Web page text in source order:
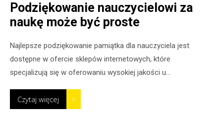
Podziękowanie nauczycielowi za
naukę może być proste
Najlepsze podziękowanie pamiątka dla nauczyciela jest
dostępne w ofercie sklepów internetowych, które
specjalizują się w oferowaniu wysokiej jakości u...
Czytaj więcej >